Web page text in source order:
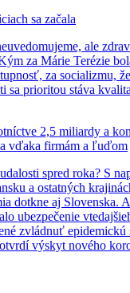
sa začala
ale
za Márie Terézie
za socializmu,
sa prioritou stáva
2,5 miliardy a
vďaka firmám a ľuďom
spred roka? S
a ostatných
dotkne aj Slovenska.
ubezpečenie
zvládnuť epidemickú
výskyt nového